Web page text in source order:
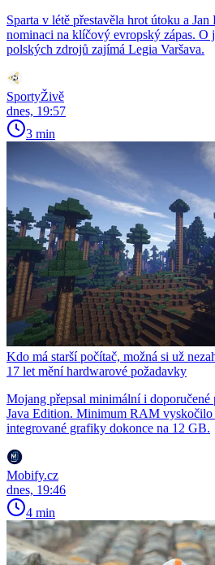
Sparta v létě přestavěla hrot útoku a
nominaci na klíčový evropský zápas. O
polských zdrojů zajímá Legia Varšava.
SportyŽivě
dnes, 19:57
3 min
Kdo má starší počítač, možná si už
17 let mění hardwarové požadavky
Mojang přepsal minimální i
Java Edition. Minimum RAM vyskočilo
integrované grafiky dokonce na 12 GB.
Mobify.cz
dnes, 19:46
4 min